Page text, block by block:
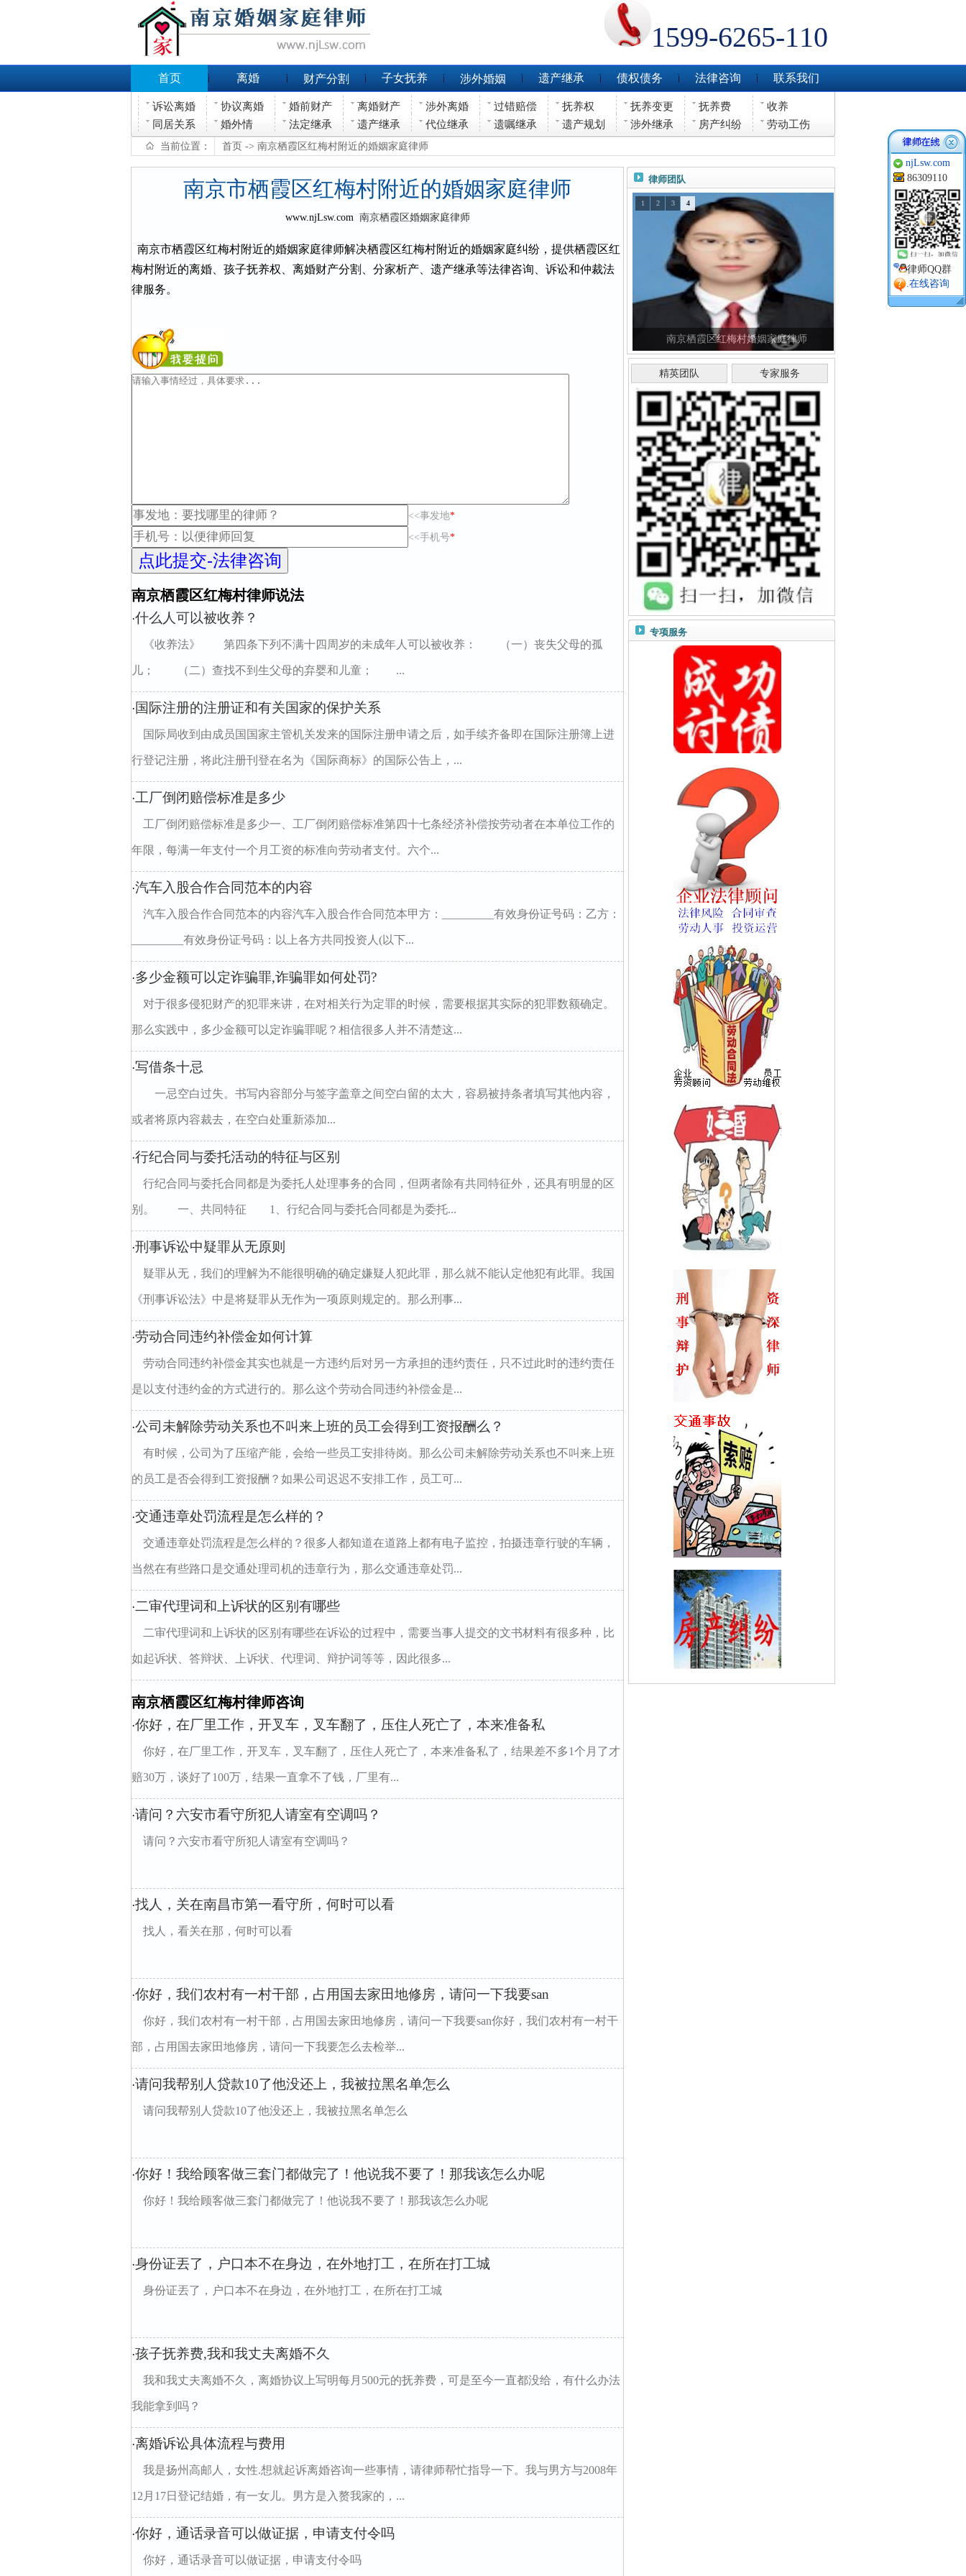
1599-6265-110
首页 离婚 财产分割 子女抚养 涉外婚姻 遗产继承 债权债务 法律咨询 联系我们
诉讼离婚 协议离婚 婚前财产 离婚财产 涉外离婚 过错赔偿 抚养权 抚养变更 抚养费
收养
同居关系
婚外情 法定继承 遗产继承 代位继承 遗嘱继承 遗产规划 涉外继承 房产纠纷 劳动工伤
当前位置： 首页 -> 南京栖霞区红梅村附近的婚姻家庭律师
南京市栖霞区红梅村附近的婚姻家庭律师
www.njLsw.com 南京栖霞区婚姻家庭律师
南京市栖霞区红梅村附近的婚姻家庭律师解决栖霞区红梅村附近的婚姻家庭纠纷，提供栖霞区红
梅村附近的离婚、孩子抚养权、离婚财产分割、分家析产、遗产继承等法律咨询、诉讼和仲裁法
律服务。
<<事发地*
<<手机号*
南京栖霞区红梅村律师说法
·什么人可以被收养？
《收养法》 第四条下列不满十四周岁的未成年人可以被收养： （一）丧失父母的孤
儿； （二）查找不到生父母的弃婴和儿童； ...
· 国际注册的注册证和有关国家的保护关系
国际局收到由成员国国家主管机关发来的国际注册申请之后，如手续齐备即在国际注册簿上进
行登记注册，将此注册刊登在名为《国际商标》的国际公告上，...
·工厂倒闭赔偿标准是多少
工厂倒闭赔偿标准是多少一、工厂倒闭赔偿标准第四十七条经济补偿按劳动者在本单位工作的
年限，每满一年支付一个月工资的标准向劳动者支付。六个...
·汽车入股合作合同范本的内容
汽车入股合作合同范本的内容汽车入股合作合同范本甲方：_________有效身份证号码：乙方：
_________有效身份证号码：以上各方共同投资人(以下...
·多少金额可以定诈骗罪,诈骗罪如何处罚?
对于很多侵犯财产的犯罪来讲，在对相关行为定罪的时候，需要根据其实际的犯罪数额确定。
那么实践中，多少金额可以定诈骗罪呢？相信很多人并不清楚这...
·写借条十忌
一忌空白过失。书写内容部分与签字盖章之间空白留的太大，容易被持条者填写其他内容，
或者将原内容裁去，在空白处重新添加...
·行纪合同与委托活动的特征与区别
行纪合同与委托合同都是为委托人处理事务的合同，但两者除有共同特征外，还具有明显的区
别。 一、共同特征 1、行纪合同与委托合同都是为委托...
·刑事诉讼中疑罪从无原则
疑罪从无，我们的理解为不能很明确的确定嫌疑人犯此罪，那么就不能认定他犯有此罪。我国
《刑事诉讼法》中是将疑罪从无作为一项原则规定的。那么刑事...
·劳动合同违约补偿金如何计算
劳动合同违约补偿金其实也就是一方违约后对另一方承担的违约责任，只不过此时的违约责任
是以支付违约金的方式进行的。那么这个劳动合同违约补偿金是...
·公司未解除劳动关系也不叫来上班的员工会得到工资报酬么？
有时候，公司为了压缩产能，会给一些员工安排待岗。那么公司未解除劳动关系也不叫来上班
的员工是否会得到工资报酬？如果公司迟迟不安排工作，员工可...
·交通违章处罚流程是怎么样的？
交通违章处罚流程是怎么样的？很多人都知道在道路上都有电子监控，拍摄违章行驶的车辆，
当然在有些路口是交通处理司机的违章行为，那么交通违章处罚...
·二审代理词和上诉状的区别有哪些
二审代理词和上诉状的区别有哪些在诉讼的过程中，需要当事人提交的文书材料有很多种，比
如起诉状、答辩状、上诉状、代理词、辩护词等等，因此很多...
南京栖霞区红梅村律师咨询
·你好，在厂里工作，开叉车，叉车翻了，压住人死亡了，本来准备私
你好，在厂里工作，开叉车，叉车翻了，压住人死亡了，本来准备私了，结果差不多1个月了才
赔30万，谈好了100万，结果一直拿不了钱，厂里有...
·请问？六安市看守所犯人请室有空调吗？
请问？六安市看守所犯人请室有空调吗？
·找人，关在南昌市第一看守所，何时可以看
找人，看关在那，何时可以看
·你好，我们农村有一村干部，占用国去家田地修房，请问一下我要san
你好，我们农村有一村干部，占用国去家田地修房，请问一下我要san你好，我们农村有一村干
部，占用国去家田地修房，请问一下我要怎么去检举...
·请问我帮别人贷款10了他没还上，我被拉黑名单怎么
请问我帮别人贷款10了他没还上，我被拉黑名单怎么
·你好！我给顾客做三套门都做完了！他说我不要了！那我该怎么办呢
你好！我给顾客做三套门都做完了！他说我不要了！那我该怎么办呢
·身份证丟了，户口本不在身边，在外地打工，在所在打工城
身份证丟了，户口本不在身边，在外地打工，在所在打工城
·孩子抚养费,我和我丈夫离婚不久
我和我丈夫离婚不久，离婚协议上写明每月500元的抚养费，可是至今一直都没给，有什么办法
我能拿到吗？
·离婚诉讼具体流程与费用
我是扬州高邮人，女性.想就起诉离婚咨询一些事情，请律师帮忙指导一下。我与男方与2008年
12月17日登记结婚，有一女儿。男方是入赘我家的，...
·你好，通话录音可以做证据，申请支付令吗
你好，通话录音可以做证据，申请支付令吗
律师团队
南京栖霞区红梅村婚姻家庭律师
1 2 3 4
精英团队 专家服务
专项服务
青田雅居婚姻家庭律师 长江二桥婚姻家庭
njLsw.com
86309110
律师QQ群
.在线咨询